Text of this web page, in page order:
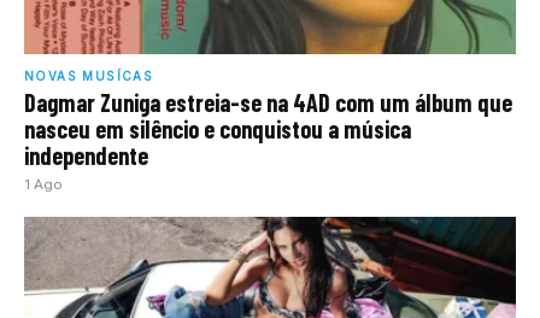
NOVAS MUSÍCAS
Dagmar Zuniga estreia-se na 4AD com um álbum que
nasceu em silêncio e conquistou a música
independente
1 Ago